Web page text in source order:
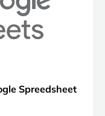
Spreedsheet